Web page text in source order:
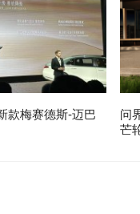
款梅赛德斯-迈巴
问
芒